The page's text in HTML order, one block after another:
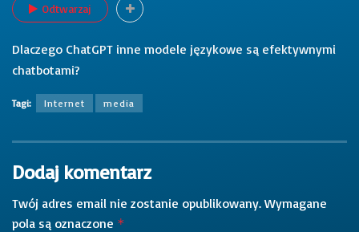
Odtwarzaj
Dlaczego ChatGPT inne modele językowe są efektywnymi
chatbotami?
Tagi: Internet media
Dodaj komentarz
Twój adres email nie zostanie opublikowany. Wymagane
pola są oznaczone *